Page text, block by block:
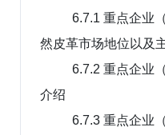
6.7.1 重点企业
然皮革市场地位以及
6.7.2 重点企业
介绍
6.7.3 重点企业